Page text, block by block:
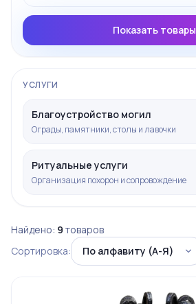
Показать товары
УСЛУГИ
Благоустройство могил
Ограды, памятники, столы и лавочки
Ритуальные услуги
Организация похорон и сопровождение
Найдено: 9 товаров
Сортировка: